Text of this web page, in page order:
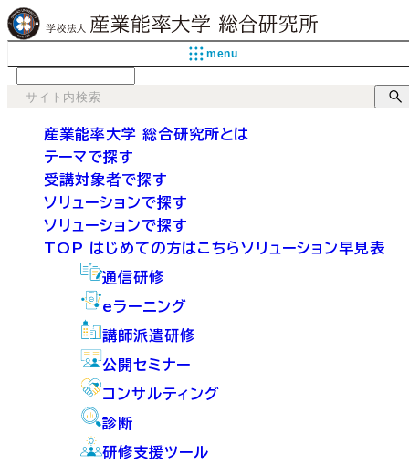
menu
産業能率大学 総合研究所とは
テーマで探す
受講対象者で探す
ソリューションで探す
ソリューションで探す
TOP はじめての方はこちらソリューション早見表
通信研修
eラーニング
講師派遣研修
公開セミナー
コンサルティング
診断
研修支援ツール